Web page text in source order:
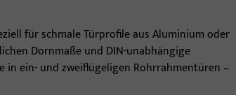
Türöffner
für schmale Türprofile aus Aluminium oder
Dornmaße und DIN-unabhängige
ein- und zweiflügeligen Rohrrahmentüren –